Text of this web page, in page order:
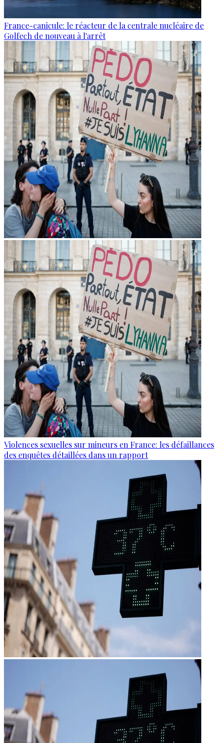
France-canicule: le réacteur de la centrale nucléaire de
Golfech de nouveau à l'arrêt
Violences sexuelles sur mineurs en France: les défaillances
des enquêtes détaillées dans un rapport